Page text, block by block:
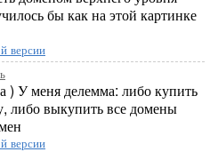
бы как на этой картинке
версии
) У меня делемма: либо купить
либо выкупить все домены
версии